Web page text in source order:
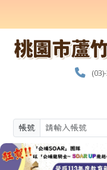
帳號